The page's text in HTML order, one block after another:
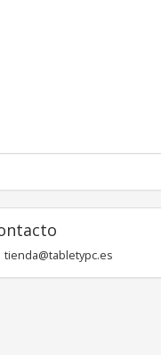
tienda@tabletypc.es